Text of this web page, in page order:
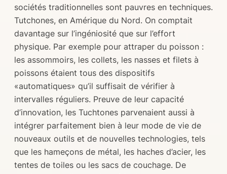
sociétés traditionnelles sont pauvres en techniques.
Tutchones, en Amérique du Nord. On comptait
davantage sur l’ingéniosité que sur l’effort
physique. Par exemple pour attraper du poisson :
les assommoirs, les collets, les nasses et filets à
poissons étaient tous des dispositifs
«automatiques» qu’il suffisait de vérifier à
intervalles réguliers. Preuve de leur capacité
d’innovation, les Tuchtones parvenaient aussi à
intégrer parfaitement bien à leur mode de vie de
nouveaux outils et de nouvelles technologies, tels
que les hameçons de métal, les haches d’acier, les
tentes de toiles ou les sacs de couchage. De